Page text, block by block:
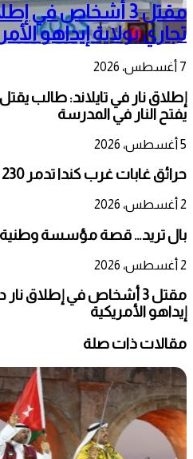
مقتل 3 أشخاص في
تجاري بولاية إيداهو
7 أغسطس، 2026
إطلاق نار في تايلاند: طالب
يفتح النار في المدرسة
5 أغسطس، 2026
حرائق غابات غرب كندا تدمر 230 منزلا
2 أغسطس، 2026
بال تريد… قصة مؤسسة
2 أغسطس، 2026
مقتل 3 أشخاص في إطلاق
إيداهو الأمريكية
مقالات ذات صلة